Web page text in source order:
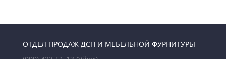
ОТДЕЛ ПРОДАЖ ДСП И МЕБЕЛЬНОЙ ФУРНИТУРЫ